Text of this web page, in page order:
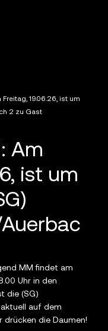
19.06.26, ist um
2 zu Gast
Am
ist um
MM findet am
Uhr in den
die (SG)
auf dem
drücken die Daumen!